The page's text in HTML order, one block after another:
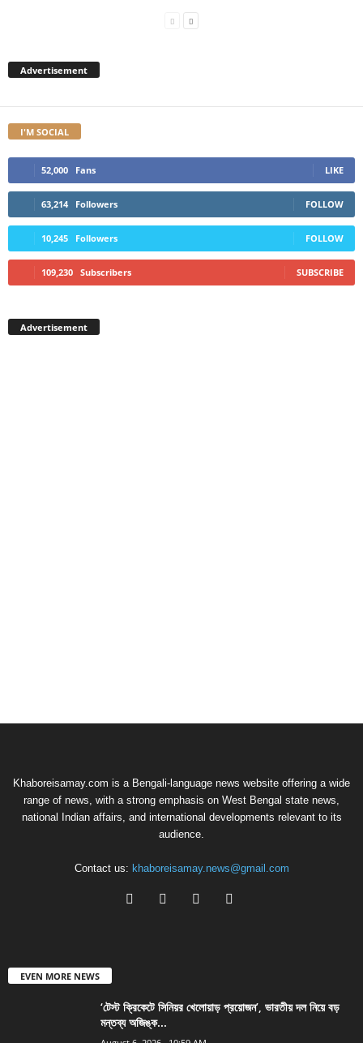
Advertisement
I'M SOCIAL
52,000 Fans LIKE
63,214 Followers FOLLOW
10,245 Followers FOLLOW
109,230 Subscribers SUBSCRIBE
Advertisement
Khaboreisamay.com is a Bengali-language news website offering a wide
range of news, with a strong emphasis on West Bengal state news,
national Indian affairs, and international developments relevant to its
audience.
Contact us: khaboreisamay.news@gmail.com
EVEN MORE NEWS
‘টেস্ট ক্রিকেটে সিনিয়র খেলোয়াড় প্রয়োজন’, ভারতীয় দল নিয়ে বড়
মন্তব্য অজিঙ্ক...